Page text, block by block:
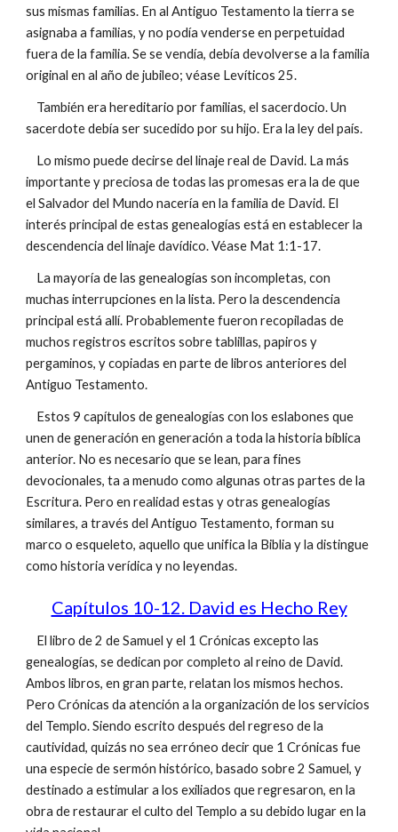
sus mismas familias. En al Antiguo Testamento la tierra se
asignaba a familias, y no podía venderse en perpetuidad
fuera de la familia. Se se vendía, debía devolverse a la familia
original en al año de jubileo; véase Levíticos 25.
También era hereditario por familias, el sacerdocio. Un
sacerdote debía ser sucedido por su hijo. Era la ley del país.
Lo mismo puede decirse del linaje real de David. La más
importante y preciosa de todas las promesas era la de que
el Salvador del Mundo nacería en la familia de David. El
interés principal de estas genealogías está en establecer la
descendencia del linaje davídico. Véase Mat 1:1-17.
La mayoría de las genealogías son incompletas, con
muchas interrupciones en la lista. Pero la descendencia
principal está allí. Probablemente fueron recopiladas de
muchos registros escritos sobre tablillas, papiros y
pergaminos, y copiadas en parte de libros anteriores del
Antiguo Testamento.
Estos 9 capítulos de genealogías con los eslabones que
unen de generación en generación a toda la historia bíblica
anterior. No es necesario que se lean, para fines
devocionales, ta a menudo como algunas otras partes de la
Escritura. Pero en realidad estas y otras genealogías
similares, a través del Antiguo Testamento, forman su
marco o esqueleto, aquello que unifica la Biblia y la distingue
como historia verídica y no leyendas.
Capítulos 10-12. David es Hecho Rey
El libro de 2 de Samuel y el 1 Crónicas excepto las
genealogías, se dedican por completo al reino de David.
Ambos libros, en gran parte, relatan los mismos hechos.
Pero Crónicas da atención a la organización de los servicios
del Templo. Siendo escrito después del regreso de la
cautividad, quizás no sea erróneo decir que 1 Crónicas fue
una especie de sermón histórico, basado sobre 2 Samuel, y
destinado a estimular a los exiliados que regresaron, en la
obra de restaurar el culto del Templo a su debido lugar en la